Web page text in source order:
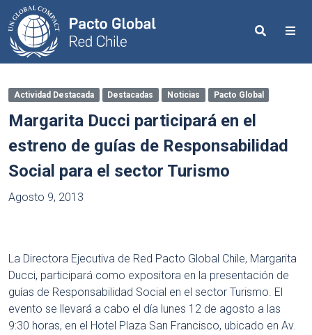
Search
Actividad Destacada Destacadas Noticias Pacto Global
Margarita Ducci participará en el
estreno de guías de Responsabilidad
Social para el sector Turismo
Agosto 9, 2013
La Directora Ejecutiva de Red Pacto Global Chile, Margarita
Ducci, participará como expositora en la presentación de
guías de Responsabilidad Social en el sector Turismo. El
evento se llevará a cabo el día lunes 12 de agosto a las
9:30 horas, en el Hotel Plaza San Francisco, ubicado en Av.